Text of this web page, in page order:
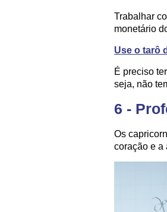
Trabalhar
monetário
Use o tarô
É preciso
seja, não
6 -
Os
coração e a